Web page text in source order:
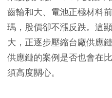
齒輪和大、電池正極材料
瑪，股價卻不漲反跌。這
大，正逐步壓縮台廠供應
供應鏈的案例是否也會在
須高度關心。